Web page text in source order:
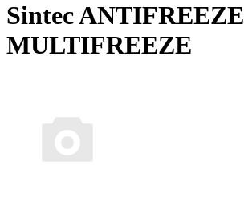
Sintec ANTIFREEZE
MULTIFREEZE